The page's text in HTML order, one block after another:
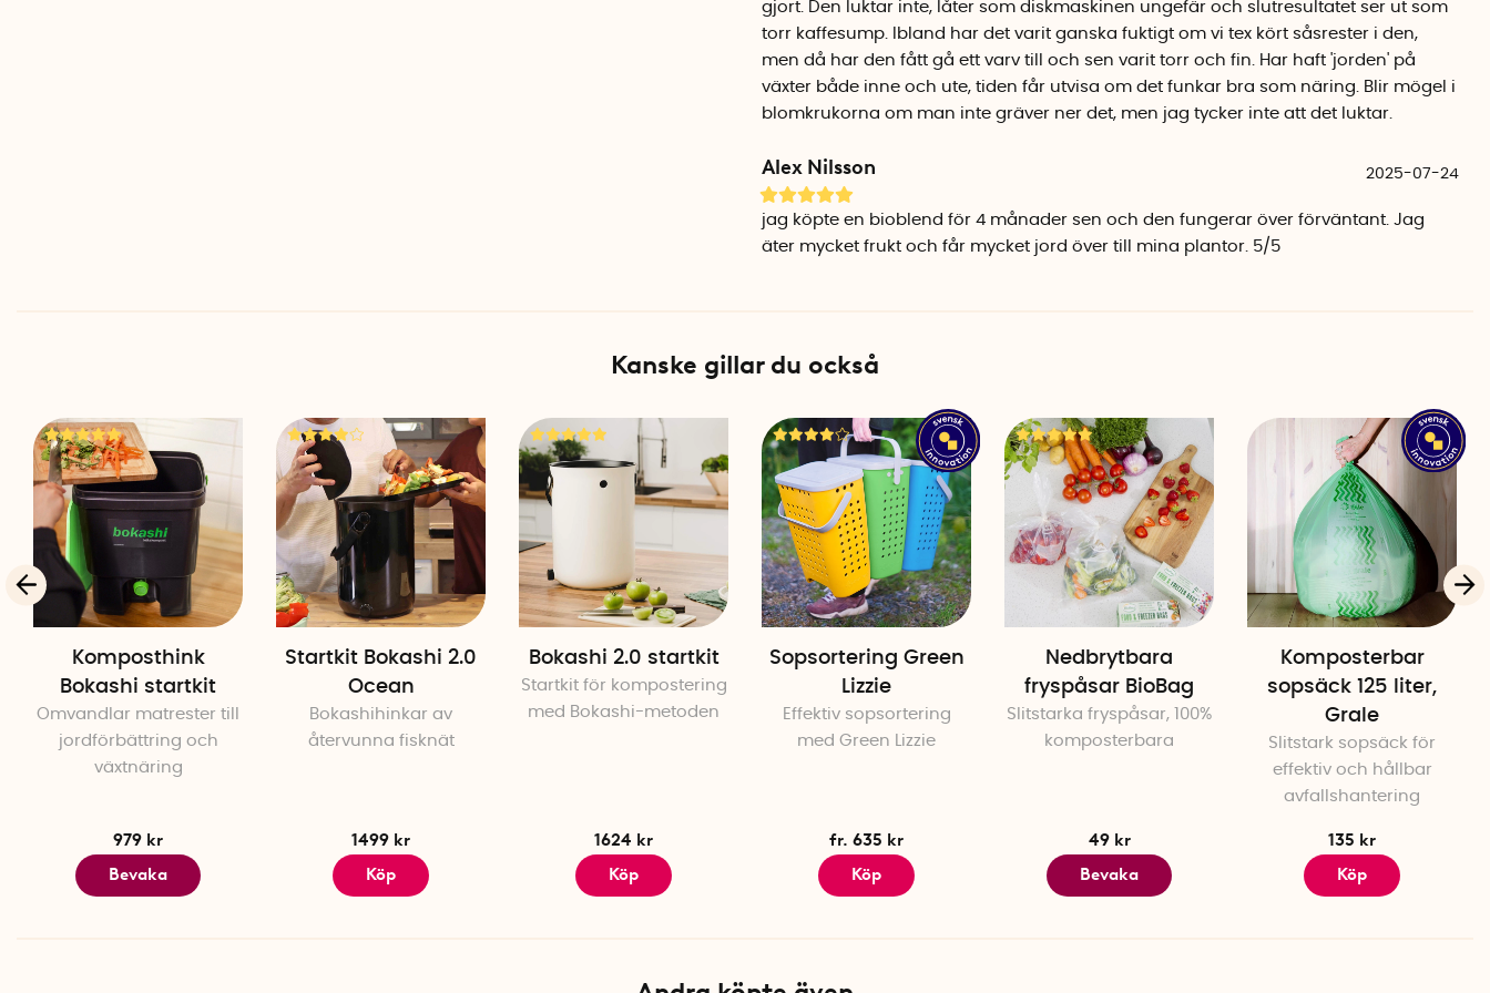
Den kan blandas i blomjord, spridas på gräsmattan eller användas i rabatter.
Bioblend Pro har två programlägen som tar antingen 4 eller 6 timmar.
Kompostmaskinen har ett fönster på ovansidan som gör att du enkelt kan följa hela
komposteringsprocessen.
Med sina mått på 40 × 33 × 30 cm och en vikt på 9 kg är BioBlend enkel att placera
även i mindre kök. Den rymmer 2,2 liter per cykel – tillräckligt för flera dagars
matavfall för ett hushåll.
inte om, så det nya avfallet bryts kanske inte ner helt förrän nästa cykel. Du behöver
önskar.
Filterbyte
Bioblend levereras med ett aktivt kolfilter som räcker för cirka 60 användningar. När
det är dags för filterbyte byts det smidigt utan verktyg. Behållaren tas enkelt ur för
rengöring vid behov.Klicka här för tillbehörsprodukten extrafilter
gjort. Den luktar inte, låter som diskmaskinen ungefär och slutresultatet ser ut som
torr kaffesump. Ibland har det varit ganska fuktigt om vi tex kört såsrester i den,
men då har den fått gå ett varv till och sen varit torr och fin. Har haft 'jorden' på
växter både inne och ute, tiden får utvisa om det funkar bra som näring. Blir mögel i
blomkrukorna om man inte gräver ner det, men jag tycker inte att det luktar.
Alex Nilsson 2025-07-24
jag köpte en bioblend för 4 månader sen och den fungerar över förväntant. Jag
äter mycket frukt och får mycket jord över till mina plantor. 5/5
Kanske gillar du också
Komposthink
Bokashi startkit
Omvandlar matrester till
jordförbättring och
växtnäring
979 kr
Bevaka
Startkit Bokashi 2.0
Ocean
Bokashihinkar av
återvunna fisknät
1499 kr
Köp
Bokashi 2.0 startkit
Startkit för kompostering
med Bokashi-metoden
1624 kr
Köp
Sopsortering Green
Lizzie
Effektiv sopsortering
med Green Lizzie
fr. 635 kr
Köp
Nedbrytbara
fryspåsar BioBag
Slitstarka fryspåsar, 100%
komposterbara
49 kr
Bevaka
Komposterbar
sopsäck 125 liter,
Grale
Slitstark sopsäck för
effektiv och hållbar
avfallshantering
135 kr
Köp